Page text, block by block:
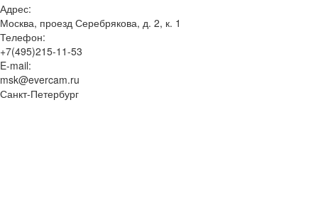
Адрес:
Москва, проезд Серебрякова, д. 2, к. 1
Телефон:
+7(495)215-11-53
E-mail:
msk@evercam.ru
Санкт-Петербург